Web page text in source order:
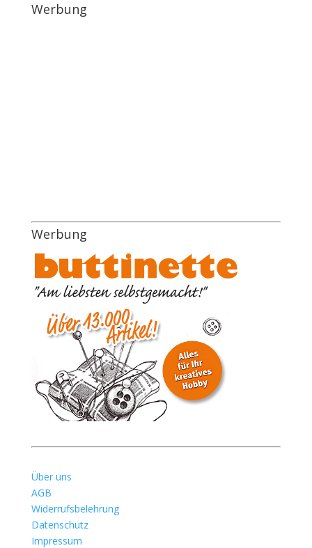
Werbung
Werbung
Über uns
AGB
Widerrufsbelehrung
Datenschutz
Impressum